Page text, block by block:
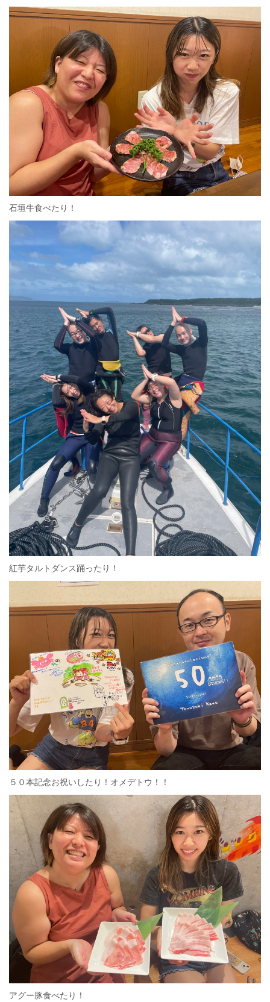
石垣牛食べたり！
紅芋タルトダンス踊ったり！
５０本記念お祝いしたり！オメデトウ！！
アグー豚食べたり！